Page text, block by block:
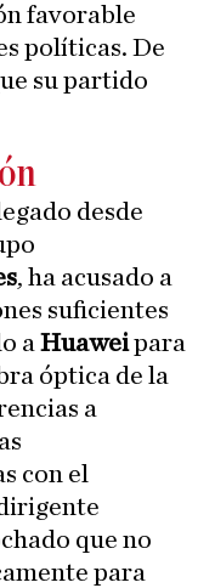
favorable
políticas. De
su partido
desde
, ha acusado a
suficientes
a Huaweipara
óptica de la
a
con el
que no
para